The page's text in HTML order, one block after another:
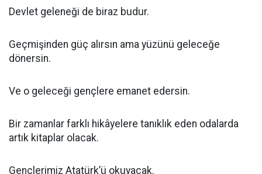
Devlet geleneği de biraz budur.
Geçmişinden güç alırsın ama yüzünü geleceğe
dönersin.
Ve o geleceği gençlere emanet edersin.
Bir zamanlar farklı hikâyelere tanıklık eden odalarda
artık kitaplar olacak.
Gençlerimiz Atatürk’ü okuyacak.